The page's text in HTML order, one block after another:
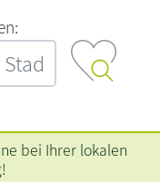
bei Ihrer lokalen